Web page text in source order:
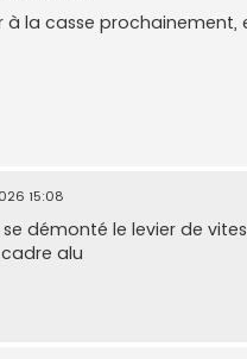
à la casse
15:08
démonté le levier de
alu